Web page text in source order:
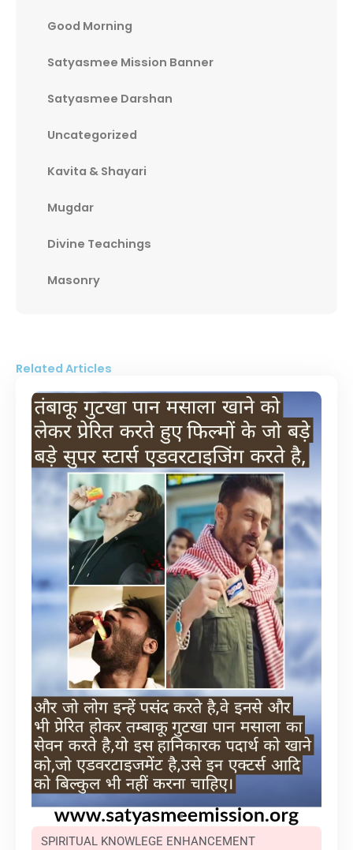
Good Morning
Satyasmee Mission Banner
Satyasmee Darshan
Uncategorized
Kavita & Shayari
Mugdar
Divine Teachings
Masonry
Related Articles
SPIRITUAL KNOWLEGE ENHANCEMENT